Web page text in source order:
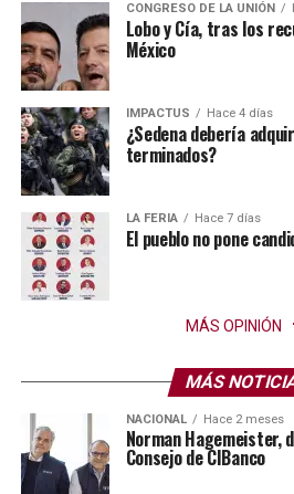
CONGRESO DE LA UNIÓN
Lobo y Cía, tras los
México
IMPACTUS Hace 4 días
¿Sedena debería
terminados?
LA FERIA Hace 7 días
El pueblo no pone
MÁS OPINIÓN
MÁS
NACIONAL Hace 2 meses
Norman Hagemeister,
Consejo de CIBanco